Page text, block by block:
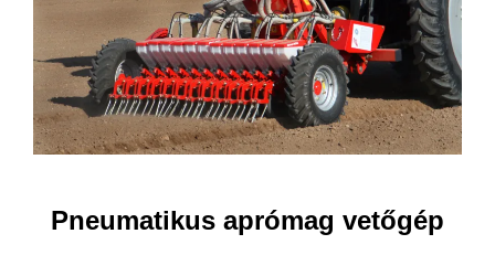
Pneumatikus aprómag vetőgép